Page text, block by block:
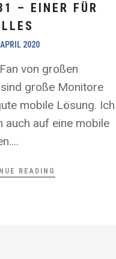
– EINER FÜR
2020
von großen
große Monitore
mobile Lösung. Ich
auch auf eine mobile
READING